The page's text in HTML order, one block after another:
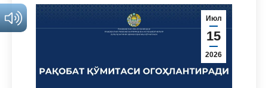
Июл
15
2026